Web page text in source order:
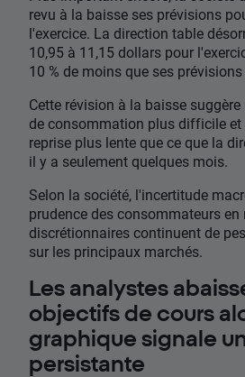
revu à la baisse ses prévisions
l'exercice. La direction table
10,95 à 11,15 dollars pour
10 % de moins que ses
Cette révision à la baisse
de consommation plus difficile et
reprise plus lente que ce que la
il y a seulement quelques mois.
Selon la société, l'incertitude
prudence des consommateurs en
discrétionnaires continuent de
sur les principaux marchés.
Les analystes
objectifs de cours
graphique signale
persistante